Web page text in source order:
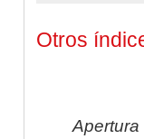
Otros
Apertura